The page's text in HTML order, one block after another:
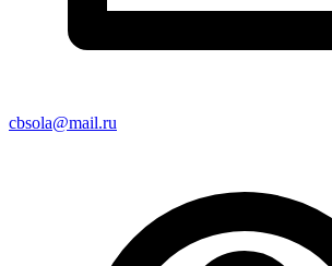
cbsola@mail.ru